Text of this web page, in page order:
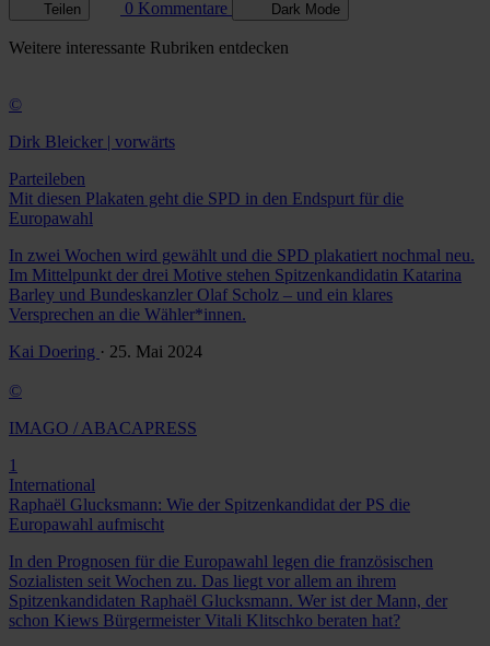
Teilen 0 Kommentare Dark Mode
Weitere interessante Rubriken entdecken
©
Dirk Bleicker | vorwärts
Parteileben
Mit diesen Plakaten geht die SPD in den Endspurt für die
Europawahl
In zwei Wochen wird gewählt und die SPD plakatiert nochmal neu.
Im Mittelpunkt der drei Motive stehen Spitzenkandidatin Katarina
Barley und Bundeskanzler Olaf Scholz – und ein klares
Versprechen an die Wähler*innen.
Kai Doering · 25. Mai 2024
©
IMAGO / ABACAPRESS
1
International
Raphaël Glucksmann: Wie der Spitzenkandidat der PS die
Europawahl aufmischt
In den Prognosen für die Europawahl legen die französischen
Sozialisten seit Wochen zu. Das liegt vor allem an ihrem
Spitzenkandidaten Raphaël Glucksmann. Wer ist der Mann, der
schon Kiews Bürgermeister Vitali Klitschko beraten hat?